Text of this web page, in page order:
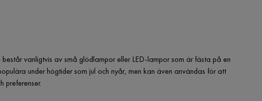
vanligtvis av små glödlampor eller LED-lampor som är fästa på en
under högtider som jul och nyår, men kan även användas för att
preferenser.